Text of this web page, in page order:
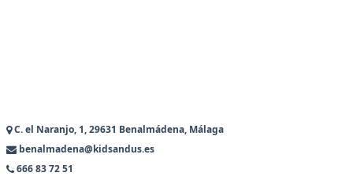
C. el Naranjo, 1, 29631 Benalmádena, Málaga
benalmadena@kidsandus.es
666 83 72 51